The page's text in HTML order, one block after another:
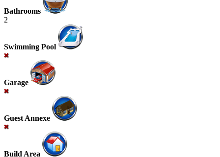
Bathrooms
2
Swimming Pool
Garage
Guest Annexe
Build Area